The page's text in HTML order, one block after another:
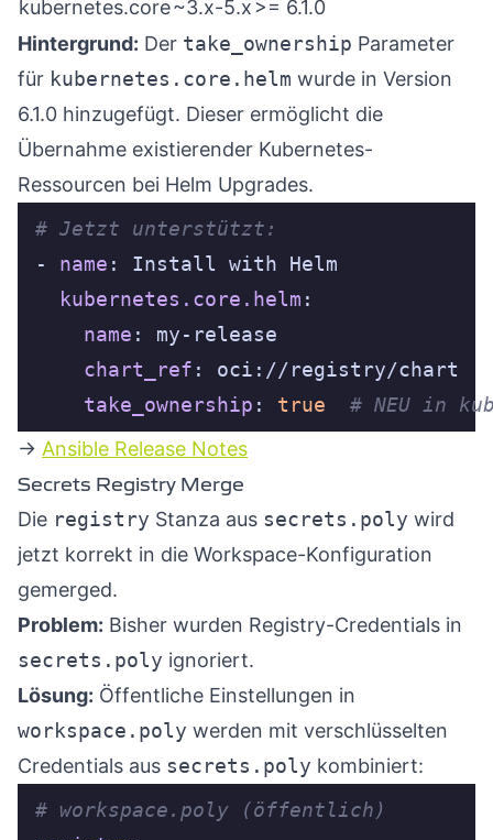
kubernetes.core~3.x-5.x>= 6.1.0
Hintergrund: Der take_ownership Parameter
für kubernetes.core.helm wurde in Version
6.1.0 hinzugefügt. Dieser ermöglicht die
Übernahme existierender Kubernetes-
Ressourcen bei Helm Upgrades.
# Jetzt unterstützt:
- name
kubernetes.core.helm
name
chart_ref
take_ownership : true
# NEU in
→ Ansible Release Notes
Secrets Registry Merge
Die registry Stanza aus secrets.poly wird
jetzt korrekt in die Workspace-Konfiguration
gemerged.
Problem: Bisher wurden Registry-Credentials in
secrets.poly ignoriert.
Lösung: Öffentliche Einstellungen in
workspace.poly werden mit verschlüsselten
Credentials aus secrets.poly kombiniert:
# workspace.poly (öffentlich)